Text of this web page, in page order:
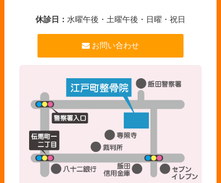
休診日： 水曜午後・土曜午後・日曜・祝日
お問い合わせ